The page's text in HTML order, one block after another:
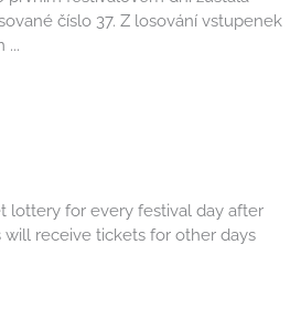
číslo 37. Z losování vstupenek
...
lottery for every festival day after
will receive tickets for other days